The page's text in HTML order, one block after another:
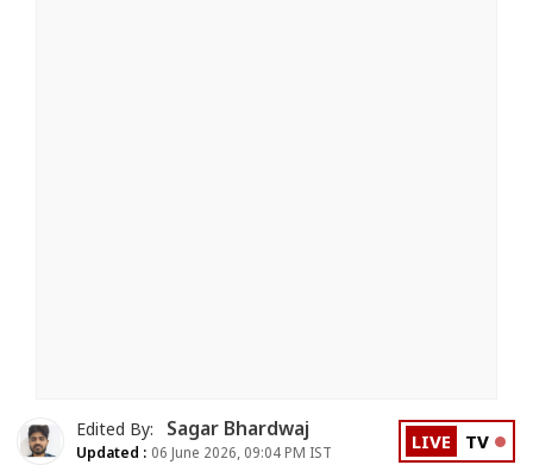
Edited By: Sagar Bhardwaj
Updated : 06 June 2026, 09:04 PM IST LIVE TV